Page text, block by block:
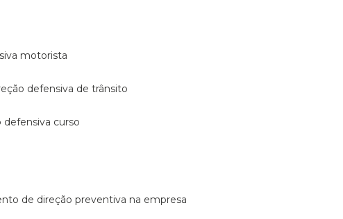
motorista
defensiva de trânsito
defensiva curso
de direção preventiva na empresa